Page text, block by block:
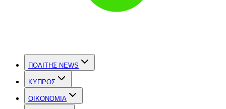
ΠΟΛΙΤΗΣ NEWS
ΚΥΠΡΟΣ
OIKONOMIA